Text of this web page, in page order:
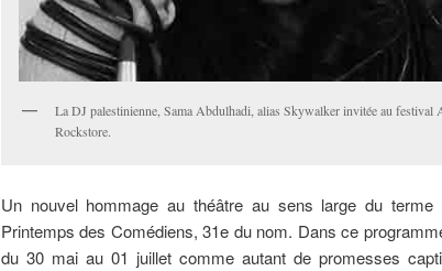
La DJ palestinienne, Sama Abdulhadi, alias Skywalker invitée au festival
Rockstore.
Un nouvel hommage au théâtre au sens large du terme
Printemps des Comédiens, 31e du nom. Dans ce
du 30 mai au 01 juillet comme autant de promesses